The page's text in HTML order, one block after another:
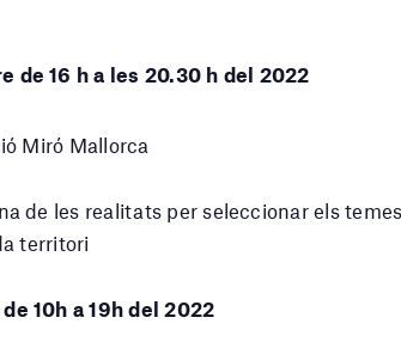
de 16 h a les 20.30 h del 2022
Miró Mallorca
de les realitats per seleccionar els
territori
10h a 19h del 2022